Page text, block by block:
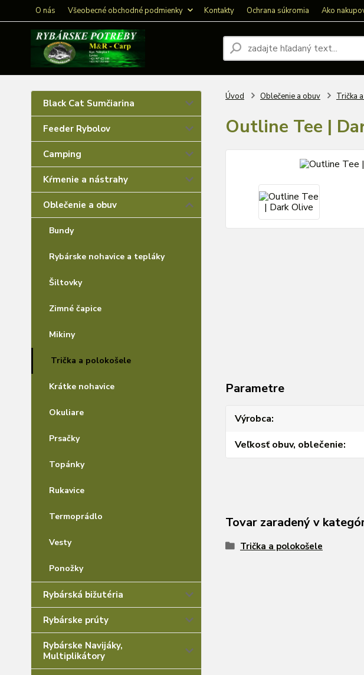
O nás Všeobecné obchodné podmienky Kontakty Ochrana súkromia Ako
Black Cat Sumčiarina
Feeder Rybolov
Camping
Kŕmenie a nástrahy
Oblečenie a obuv
Bundy
Rybárske nohavice a tepláky
Šiltovky
Zimné čapice
Mikiny
Trička a polokošele
Krátke nohavice
Okuliare
Prsačky
Topánky
Rukavice
Termoprádlo
Vesty
Ponožky
Rybárská bižutéria
Rybárske prúty
Rybárske Navijáky,
Multiplikátory
Úvod Oblečenie a obuv Trička
Outline Tee |
Parametre
Výrobca
Veľkosť obuv, oblečenie
Tovar zaradený v
Trička a polokošele